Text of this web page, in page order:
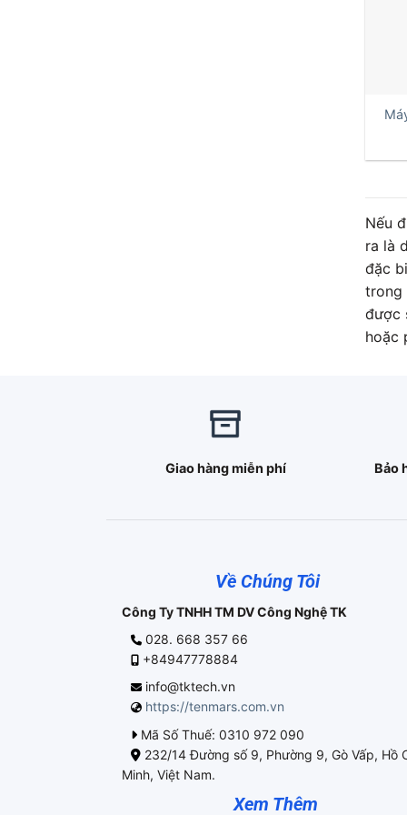
Nếu
ra là
đặc
trong
được
hoặc
Giao hàng miễn phí Bảo
Về Chúng Tôi
Công Ty TNHH TM DV Công Nghệ TK
028. 668 357 66
+84947778884
info@tktech.vn
https://tenmars.com.vn
Mã Số Thuế: 0310 972 090
232/14 Đường số 9, Phường 9, Gò Vấp, Hồ
Minh, Việt Nam.
Xem Thêm